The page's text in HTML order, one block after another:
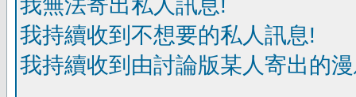
我持續收到不想要的私人訊息!
我持續收到由討論版某人寄出的